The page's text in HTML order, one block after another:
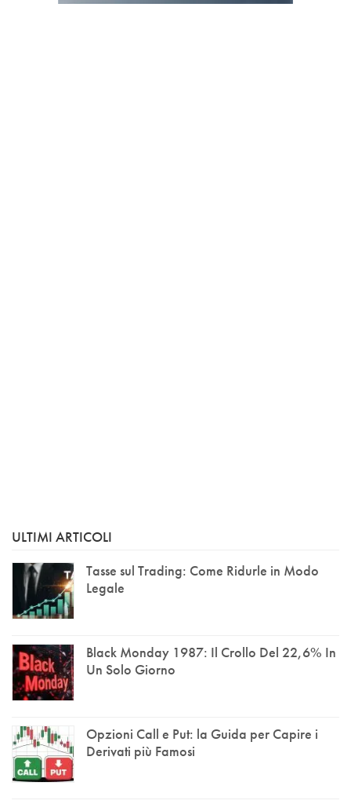
ULTIMI ARTICOLI
Tasse sul Trading: Come Ridurle in Modo
Legale
Black Monday 1987: Il Crollo Del 22,6% In
Un Solo Giorno
Opzioni Call e Put: la Guida per Capire i
Derivati più Famosi